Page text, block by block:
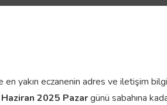
yakın eczanenin adres ve iletişim
2025 Pazargünü sabahına